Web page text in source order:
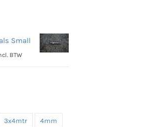
Small
BTW
3x4mtr 4mm